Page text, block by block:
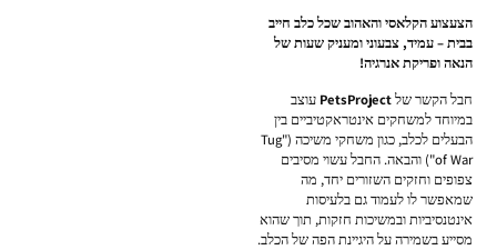
הצעצוע הקלאסי והאהוב שכל כלב חייב
בבית – עמיד, צבעוני ומעניק שעות של
הנאה ופריקת אנרגיה!
חבל הקשר שלPetsProject עוצב
במיוחד למשחקים אינטראקטיביים בין
הבעלים לכלב, כגון משחקי משיכה ("Tug
of War") והבאה. החבל עשוי מסיבים
צפופים וחזקים השזורים יחד, מה
שמאפשר לו לעמוד גם בלעיסות
אינטנסיביות ובמשיכות חזקות, תוך שהוא
מסייע בשמירה על היגיינת הפה של הכלב.